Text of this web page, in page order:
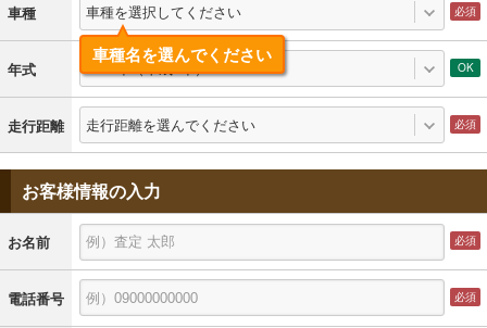
車種 車種を選択してください
車種名を選んでください
年式 1989年（平成1年）
走行距離 走行距離を選んでください
お客様情報の入力
お名前
電話番号